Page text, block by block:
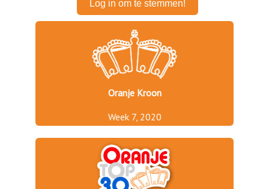
Log in om te stemmen!
Oranje Kroon
Week 7, 2020